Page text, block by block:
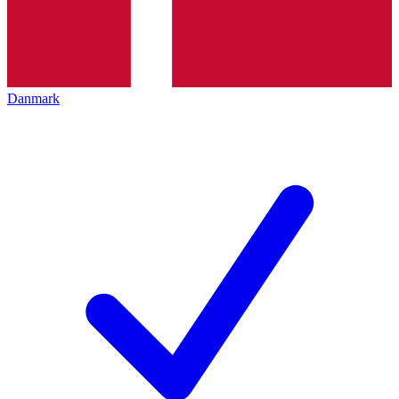
Danmark